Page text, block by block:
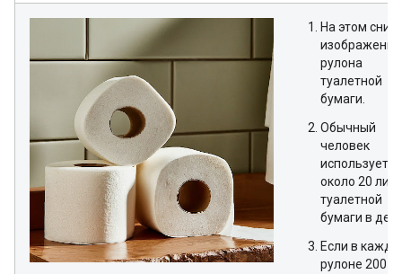
На этом
изображены
рулона
туалетной
бумаги.
Обычный
человек
использует
около 20
туалетной
бумаги в
Если в
рулоне 200